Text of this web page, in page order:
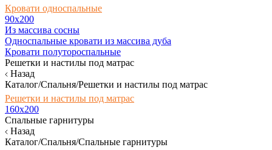
Кровати односпальные
90х200
Из массива сосны
Односпальные кровати из массива дуба
Кровати полутороспальные
Решетки и настилы под матрас
Назад
Каталог/Спальня/Решетки и настилы под матрас
Решетки и настилы под матрас
160х200
Спальные гарнитуры
Назад
Каталог/Спальня/Спальные гарнитуры